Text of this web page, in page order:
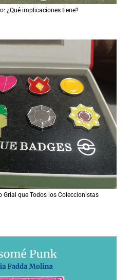
¿Qué implicaciones tiene?
Grial que Todos los Coleccionistas